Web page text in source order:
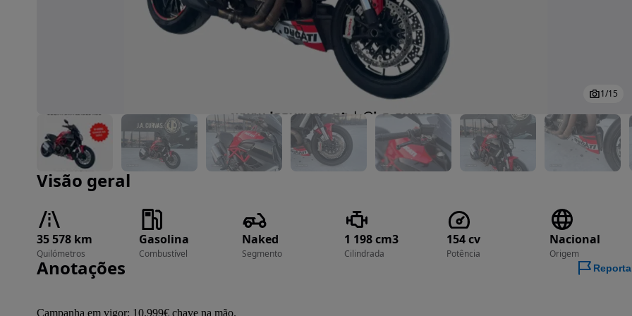
Imagem 1 de 15
1/15
Visão geral
35 578 km
Quilómetros
Gasolina
Combustível
Naked
Segmento
1 198 cm3
Cilindrada
154 cv
Potência
Nacional
Origem
Anotações
Campanha em vigor: 10.999€ chave na mão.